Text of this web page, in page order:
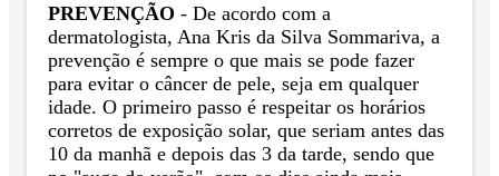
PREVENÇÃO - De acordo com a
dermatologista, Ana Kris da Silva Sommariva, a
prevenção é sempre o que mais se pode fazer
para evitar o câncer de pele, seja em qualquer
idade. O primeiro passo é respeitar os horários
corretos de exposição solar, que seriam antes das
10 da manhã e depois das 3 da tarde, sendo que